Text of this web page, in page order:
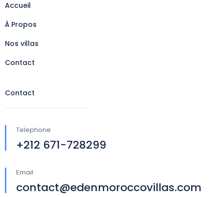
Accueil
À Propos
Nos villas
Contact
Contact
Telephone
+212 671-728299
Email
contact@edenmoroccovillas.com